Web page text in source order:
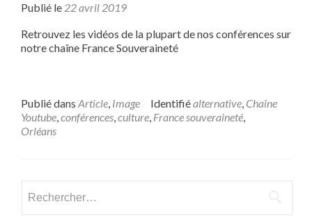
Publié le 22 avril 2019
Retrouvez les vidéos de la plupart de nos conférences sur
notre chaîne France Souveraineté
Publié dans Article, Image Identifiéalternative, Chaîne
Youtube,conférences,culture, France souveraineté,
Orléans